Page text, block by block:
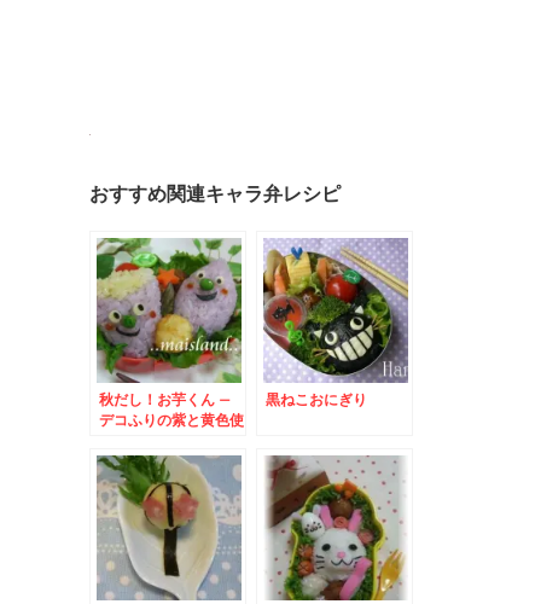
おすすめ関連キャラ弁レシピ
秋だし！お芋くん –
デコふりの紫と黄色使
黒ねこおにぎり